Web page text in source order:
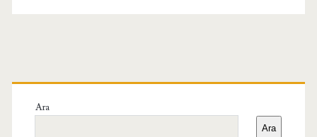
Birincil
Yan
Ara
Ara